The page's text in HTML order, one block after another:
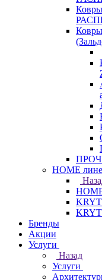
HOME
Бренды
Акции
Услуги
Назад
Услуги